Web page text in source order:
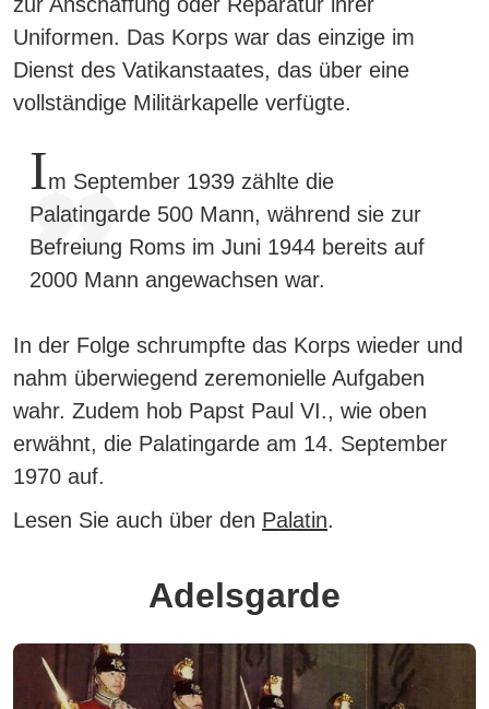
Uniformen. Das Korps war das einzige im
Dienst des Vatikanstaates, das über eine
vollständige Militärkapelle verfügte.
Im September 1939 zählte die
Palatingarde 500 Mann, während sie zur
Befreiung Roms im Juni 1944 bereits auf
2000 Mann angewachsen war.
In der Folge schrumpfte das Korps wieder und
nahm überwiegend zeremonielle Aufgaben
wahr. Zudem hob Papst Paul VI., wie oben
erwähnt, die Palatingarde am 14. September
1970 auf.
Lesen Sie auch über den Palatin.
Adelsgarde